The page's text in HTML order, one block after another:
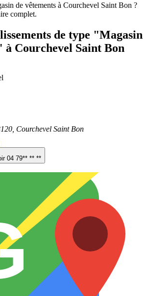
de vêtements à Courchevel Saint Bon ?
complet.
de type "Magasin
à Courchevel Saint Bon
Courchevel Saint Bon
04 79** ** **